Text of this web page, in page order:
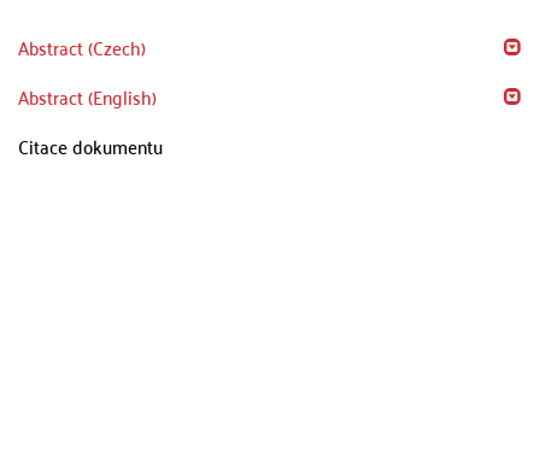
Abstract (Czech)
Abstract (English)
Citace dokumentu